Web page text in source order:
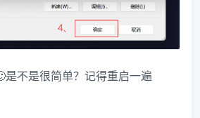
是不是很简单？记得重启一遍